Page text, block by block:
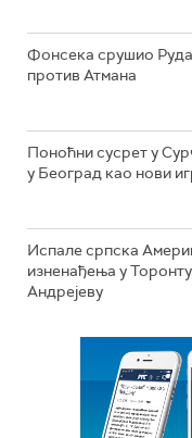
Фонсека срушио
против Атмана
Поноћни сусрет у
у Београд као нови
Испале српска
изненађења у
Андрејеву